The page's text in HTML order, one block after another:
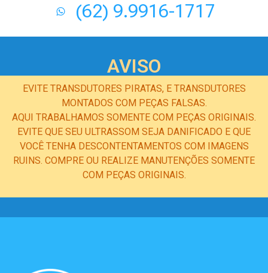
(62) 9.9916-1717
AVISO
EVITE TRANSDUTORES PIRATAS, E TRANSDUTORES
MONTADOS COM PEÇAS FALSAS.
AQUI TRABALHAMOS SOMENTE COM PEÇAS ORIGINAIS.
EVITE QUE SEU ULTRASSOM SEJA DANIFICADO E QUE
VOCÊ TENHA DESCONTENTAMENTOS COM IMAGENS
RUINS. COMPRE OU REALIZE MANUTENÇÕES SOMENTE
COM PEÇAS ORIGINAIS.